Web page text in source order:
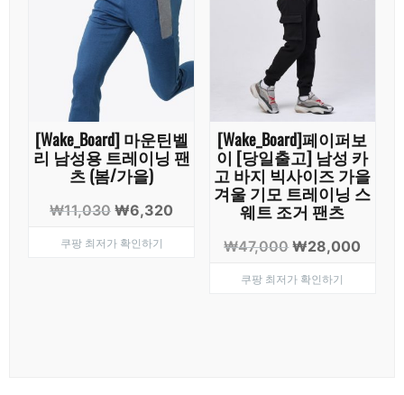
[Wake_Board] 마운틴벨
리 남성용 트레이닝 팬
츠 (봄/가을)
₩11,030 원
가
₩6,320
쿠팡 최저가 확인하기
[Wake_Board]페이퍼보
이 [당일출고] 남성 카
고 바지 빅사이즈 가을
겨울 기모 트레이닝 스
웨트 조거 팬츠
₩47,000 원
가
₩28,000
쿠팡 최저가 확인하기